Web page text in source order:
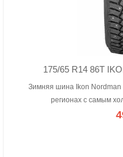
175/65 R14 86T
Зимняя шина Ikon Nordman
регионах с самым